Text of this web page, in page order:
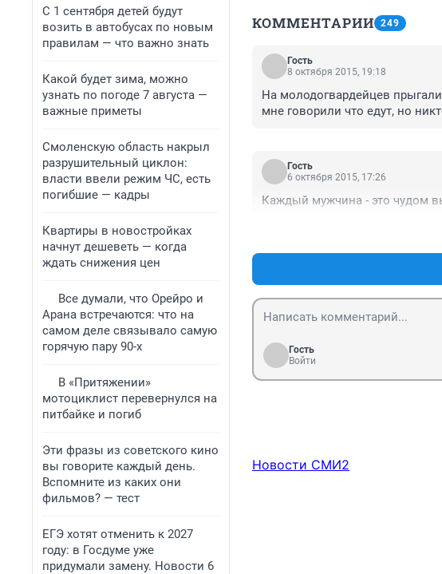
С 1 сентября детей будут
возить в автобусах по новым
правилам — что важно знать
Какой будет зима, можно
узнать по погоде 7 августа —
важные приметы
Смоленскую область накрыл
разрушительный циклон:
власти ввели режим ЧС, есть
погибшие — кадры
Квартиры в новостройках
начнут дешеветь — когда
ждать снижения цен
Все думали, что Орейро и
Арана встречаются: что на
самом деле связывало самую
горячую пару 90-х
В «Притяжении»
мотоциклист перевернулся на
питбайке и погиб
Эти фразы из советского кино
вы говорите каждый день.
Вспомните из каких они
фильмов? — тест
ЕГЭ хотят отменить к 2027
году: в Госдуме уже
придумали замену. Новости 6
КОММЕНТАРИИ 249
Гость
8 октября 2015, 19:18
На молодогвардейцев
мне говорили что едут, но
Гость
6 октября 2015, 17:26
Каждый мужчина - это чудом
Гость
Войти
Новости СМИ2